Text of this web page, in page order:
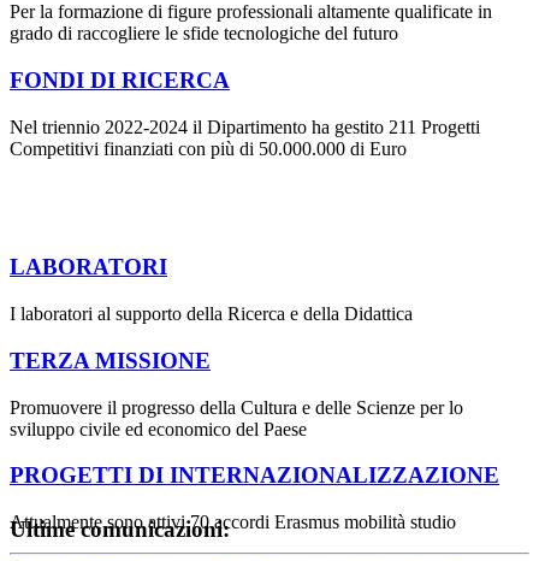
Per la formazione di figure professionali altamente qualificate in
grado di raccogliere le sfide tecnologiche del futuro
FONDI DI RICERCA
Nel triennio 2022-2024 il Dipartimento ha gestito 211 Progetti
Competitivi finanziati con più di 50.000.000 di Euro
LABORATORI
I laboratori al supporto della Ricerca e della Didattica
TERZA MISSIONE
Promuovere il progresso della Cultura e delle Scienze per lo
sviluppo civile ed economico del Paese
PROGETTI DI INTERNAZIONALIZZAZIONE
Attualmente sono attivi 70 accordi Erasmus mobilità studio
Ultime comunicazioni: